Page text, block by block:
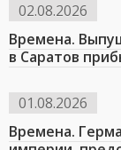
02.08.2026
Времена.
в Саратов
01.08.2026
Времена.